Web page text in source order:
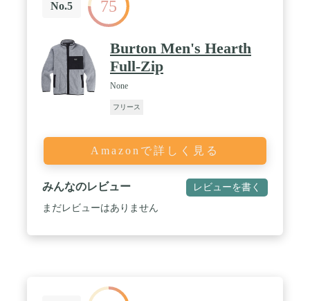
ウエスト/81cm-88cm、ヒップ/94cm-101cm ) XL(EU-
L)/ ( 胸囲/103cm-110cm、ウエスト/89cm-96cm、ヒッ
プ/102cm-109cm ) ■特徴：･ 伸縮性,透湿性に優れた
軽量でコンパクトなPolartecR Power Gridフリース･
リサイクル･ポリエステル･ 優れた速乾性と通気性･
密閉性の高い襟･ ジッパー付サイドポケット2つ■原
産国：ベトナム / カラー：ｂｌａｃｋ / サイズ：Ｌ
（ＥＵ－Ｍ）
No.5 75
Burton Men's Hearth
Full-Zip
None
フリース
Amazonで詳しく見る
みんなのレビュー レビューを書く
まだレビューはありません